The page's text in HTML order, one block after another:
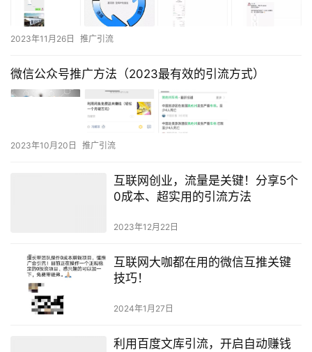
2023年11月26日 推广引流
微信公众号推广方法（2023最有效的引流方式）
2023年10月20日 推广引流
互联网创业，流量是关键！分享5个
0成本、超实用的引流方法
2023年12月22日
互联网大咖都在用的微信互推关键
技巧！
2024年1月27日
利用百度文库引流，开启自动赚钱